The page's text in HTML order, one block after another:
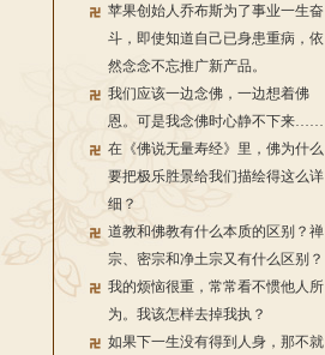
苹果创始人乔布斯为了事业一生奋
斗，即使知道自己已身患重病，依
然念念不忘推广新产品。
我们应该一边念佛，一边想着佛
恩。可是我念佛时心静不下来……
在《佛说无量寿经》里，佛为什么
要把极乐胜景给我们描绘得这么详
细？
道教和佛教有什么本质的区别？禅
宗、密宗和净土宗又有什么区别？
我的烦恼很重，常常看不惯他人所
为。我该怎样去掉我执？
如果下一生没有得到人身，那不就